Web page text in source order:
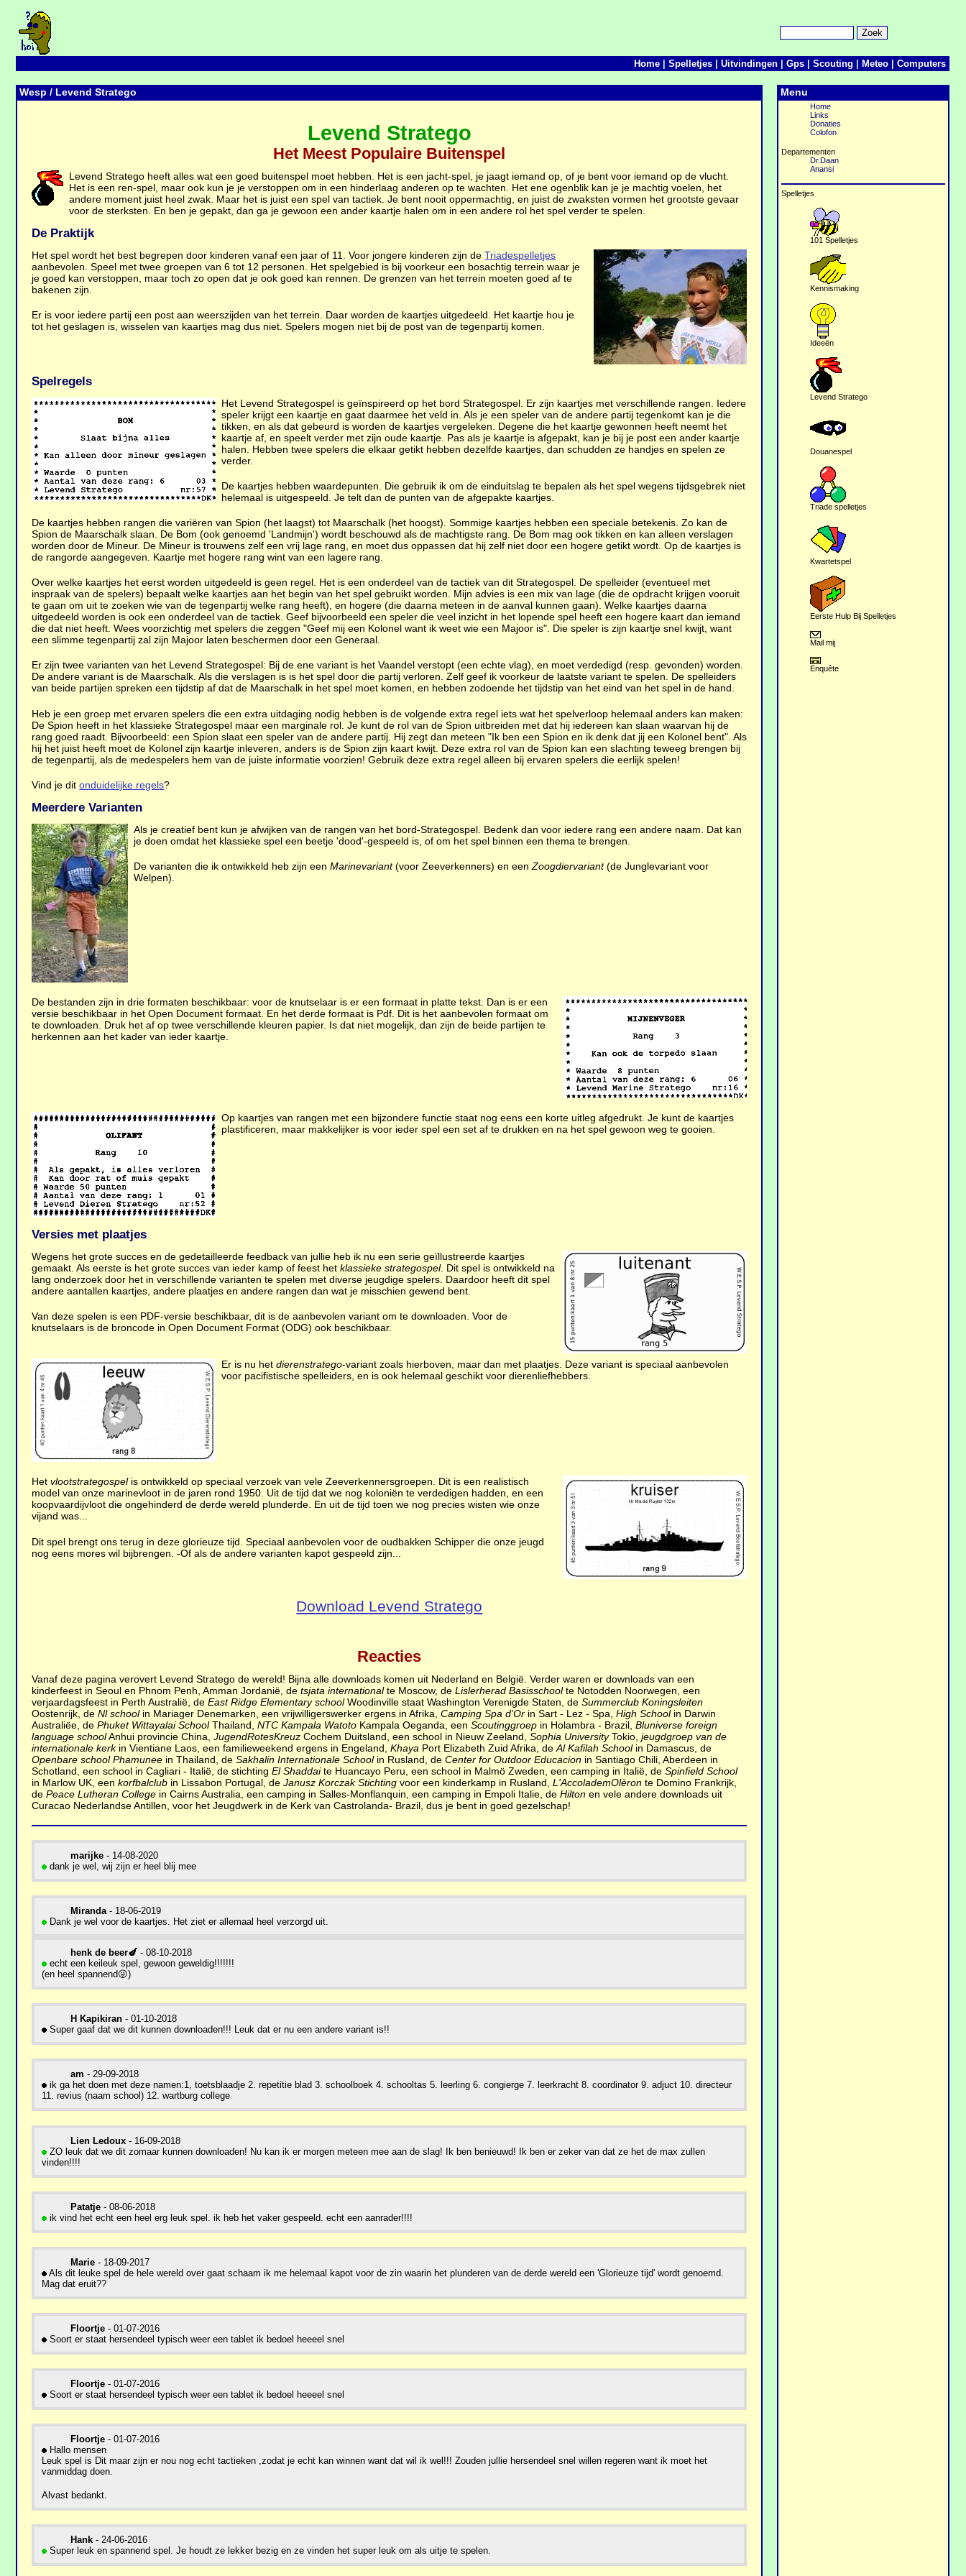
Home |Spelletjes |Uitvindingen |Gps |Scouting Meteo |Computers
Wesp / Levend Stratego Menu
Levend Stratego
Het Meest Populaire Buitenspel
Levend Stratego heeft alles wat een goed buitenspel moet hebben. Het is een jacht-spel, je jaagt iemand op, of je bent voor iemand op de vlucht.
Het is een ren-spel, maar ook kun je je verstoppen om in een hinderlaag anderen op te wachten. Het ene ogenblik kan je je machtig voelen, het
andere moment juist heel zwak. Maar het is juist een spel van tactiek. Je bent nooit oppermachtig, en juist de zwaksten vormen het grootste gevaar
voor de sterksten. En ben je gepakt, dan ga je gewoon een ander kaartje halen om in een andere rol het spel verder te spelen.
De Praktijk
Het spel wordt het best begrepen door kinderen vanaf een jaar of 11. Voor jongere kinderen zijn deTriadespelletjes
aanbevolen. Speel met twee groepen van 6 tot 12 personen. Het spelgebied is bij voorkeur een bosachtig terrein waar je
je goed kan verstoppen, maar toch zo open dat je ook goed kan rennen. De grenzen van het terrein moeten goed af te
bakenen zijn.
Er is voor iedere partij een post aan weerszijden van het terrein. Daar worden de kaartjes uitgedeeld. Het kaartje hou je
tot het geslagen is, wisselen van kaartjes mag dus niet. Spelers mogen niet bij de post van de tegenpartij komen.
Spelregels
Het Levend Strategospel is geïnspireerd op het bord Strategospel. Er zijn kaartjes met verschillende rangen. Iedere
speler krijgt een kaartje en gaat daarmee het veld in. Als je een speler van de andere partij tegenkomt kan je die
tikken, en als dat gebeurd is worden de kaartjes vergeleken. Degene die het kaartje gewonnen heeft neemt het
kaartje af, en speelt verder met zijn oude kaartje. Pas als je kaartje is afgepakt, kan je bij je post een ander kaartje
halen. Hebben twee spelers die elkaar getikt hebben dezelfde kaartjes, dan schudden ze handjes en spelen ze
verder.
De kaartjes hebben waardepunten. Die gebruik ik om de einduitslag te bepalen als het spel wegens tijdsgebrek niet
helemaal is uitgespeeld. Je telt dan de punten van de afgepakte kaartjes.
De kaartjes hebben rangen die variëren van Spion (het laagst) tot Maarschalk (het hoogst). Sommige kaartjes hebben een speciale betekenis. Zo kan de
Spion de Maarschalk slaan. De Bom (ook genoemd 'Landmijn') wordt beschouwd als de machtigste rang. De Bom mag ook tikken en kan alleen verslagen
worden door de Mineur. De Mineur is trouwens zelf een vrij lage rang, en moet dus oppassen dat hij zelf niet door een hogere getikt wordt. Op de kaartjes is
de rangorde aangegeven. Kaartje met hogere rang wint van een lagere rang.
Over welke kaartjes het eerst worden uitgedeeld is geen regel. Het is een onderdeel van de tactiek van dit Strategospel. De spelleider (eventueel met
inspraak van de spelers) bepaalt welke kaartjes aan het begin van het spel gebruikt worden. Mijn advies is een mix van lage (die de opdracht krijgen vooruit
te gaan om uit te zoeken wie van de tegenpartij welke rang heeft), en hogere (die daarna meteen in de aanval kunnen gaan). Welke kaartjes daarna
uitgedeeld worden is ook een onderdeel van de tactiek. Geef bijvoorbeeld een speler die veel inzicht in het lopende spel heeft een hogere kaart dan iemand
die dat niet heeft. Wees voorzichtig met spelers die zeggen "Geef mij een Kolonel want ik weet wie een Majoor is". Die speler is zijn kaartje snel kwijt, want
een slimme tegenpartij zal zijn Majoor laten beschermen door een Generaal.
Er zijn twee varianten van het Levend Strategospel: Bij de ene variant is het Vaandel verstopt (een echte vlag), en moet verdedigd (resp. gevonden) worden.
De andere variant is de Maarschalk. Als die verslagen is is het spel door die partij verloren. Zelf geef ik voorkeur de laatste variant te spelen. De spelleiders
van beide partijen spreken een tijdstip af dat de Maarschalk in het spel moet komen, en hebben zodoende het tijdstip van het eind van het spel in de hand.
Heb je een groep met ervaren spelers die een extra uitdaging nodig hebben is de volgende extra regel iets wat het spelverloop helemaal anders kan maken:
De Spion heeft in het klassieke Strategospel maar een marginale rol. Je kunt de rol van de Spion uitbreiden met dat hij iedereen kan slaan waarvan hij de
rang goed raadt. Bijvoorbeeld: een Spion slaat een speler van de andere partij. Hij zegt dan meteen "Ik ben een Spion en ik denk dat jij een Kolonel bent". Als
hij het juist heeft moet de Kolonel zijn kaartje inleveren, anders is de Spion zijn kaart kwijt. Deze extra rol van de Spion kan een slachting teweeg brengen bij
de tegenpartij, als de medespelers hem van de juiste informatie voorzien! Gebruik deze extra regel alleen bij ervaren spelers die eerlijk spelen!
Vind je ditonduidelijke regels?
Meerdere Varianten
Als je creatief bent kun je afwijken van de rangen van het bord-Strategospel. Bedenk dan voor iedere rang een andere naam. Dat kan
je doen omdat het klassieke spel een beetje 'dood'-gespeeld is, of om het spel binnen een thema te brengen.
De varianten die ik ontwikkeld heb zijn een Marinevariant(voor Zeeverkenners) en een Zoogdiervariant(de Junglevariant voor
Welpen).
De bestanden zijn in drie formaten beschikbaar: voor de knutselaar is er een formaat in platte tekst. Dan is er een
versie beschikbaar in het Open Document formaat. En het derde formaat is Pdf. Dit is het aanbevolen formaat om
te downloaden. Druk het af op twee verschillende kleuren papier. Is dat niet mogelijk, dan zijn de beide partijen te
herkennen aan het kader van ieder kaartje.
Op kaartjes van rangen met een bijzondere functie staat nog eens een korte uitleg afgedrukt. Je kunt de kaartjes
plastificeren, maar makkelijker is voor ieder spel een set af te drukken en na het spel gewoon weg te gooien.
Versies met plaatjes
Wegens het grote succes en de gedetailleerde feedback van jullie heb ik nu een serie geïllustreerde kaartjes
gemaakt. Als eerste is het grote succes van ieder kamp of feest hetklassieke strategospel. Dit spel is ontwikkeld na
lang onderzoek door het in verschillende varianten te spelen met diverse jeugdige spelers. Daardoor heeft dit spel
andere aantallen kaartjes, andere plaatjes en andere rangen dan wat je misschien gewend bent.
Van deze spelen is een PDF-versie beschikbaar, dit is de aanbevolen variant om te downloaden. Voor de
knutselaars is de broncode in Open Document Format (ODG) ook beschikbaar.
Er is nu het dierenstratego-variant zoals hierboven, maar dan met plaatjes. Deze variant is speciaal aanbevolen
voor pacifistische spelleiders, en is ook helemaal geschikt voor dierenliefhebbers.
Hetvlootstrategospelis ontwikkeld op speciaal verzoek van vele Zeeverkennersgroepen. Dit is een realistisch
model van onze marinevloot in de jaren rond 1950. Uit de tijd dat we nog koloniën te verdedigen hadden, en een
koopvaardijvloot die ongehinderd de derde wereld plunderde. En uit de tijd toen we nog precies wisten wie onze
vijand was...
Dit spel brengt ons terug in deze glorieuze tijd. Speciaal aanbevolen voor de oudbakken Schipper die onze jeugd
nog eens mores wil bijbrengen. -Of als de andere varianten kapot gespeeld zijn...
Download Levend Stratego
Reacties
Vanaf deze pagina verovert Levend Stratego de wereld! Bijna alle downloads komen uit Nederland en België. Verder waren er downloads van een
kinderfeest in Seoul en Phnom Penh, Amman Jordanië, detsjata internationalte Moscow, deLislerherad Basisschoolte Notodden Noorwegen, een
verjaardagsfeest in Perth Australië, deEast Ridge Elementary schoolWoodinville staat Washington Verenigde Staten, deSummerclub Koningsleiten
Oostenrijk, deNl schoolin Mariager Denemarken, een vrijwilligerswerker ergens in Afrika,Camping Spa d'Or in Sart - Lez - Spa,High Schoolin Darwin
Australiëe, dePhuket Wittayalai SchoolThailand,NTC Kampala Watoto Kampala Oeganda, eenScoutinggroep in Holambra - Brazil,Bluniverse foreign
language schoolAnhui provincie China,JugendRotesKreuz Cochem Duitsland, een school in Nieuw Zeeland,Sophia UniversityTokio,jeugdgroep van de
internationale kerkin Vientiane Laos, een familieweekend ergens in Engeland,Khaya Port Elizabeth Zuid Afrika, deAl Kafilah Schoolin Damascus, de
Openbare school Phamunee in Thailand, deSakhalin Internationale Schoolin Rusland, deCenter for Outdoor Educacion in Santiago Chili, Aberdeen in
Schotland, een school in Cagliari - Italië, de stichtingEl Shaddaite Huancayo Peru, een school in Malmö Zweden, een camping in Italië, deSpinfield School
in Marlow UK, eenkorfbalclub in Lissabon Portugal, deJanusz Korczak Stichting voor een kinderkamp in Rusland,L'AccolademOlèron te Domino Frankrijk,
dePeace Lutheran College in Cairns Australia, een camping in Salles-Monflanquin, een camping in Empoli Italie, deHilton en vele andere downloads uit
Curacao Nederlandse Antillen, voor het Jeugdwerk in de Kerk van Castrolanda- Brazil, dus je bent in goed gezelschap!
marijke - 14-08-2020
dank je wel, wij zijn er heel blij mee
Miranda- 18-06-2019
Dank je wel voor de kaartjes. Het ziet er allemaal heel verzorgd uit.
henk de beer🍆 - 08-10-2018
echt een keileuk spel, gewoon geweldig!!!!!!!
(en heel spannend😜)
H Kapikiran - 01-10-2018
Super gaaf dat we dit kunnen downloaden!!! Leuk dat er nu een andere variant is!!
am - 29-09-2018
ik ga het doen met deze namen:1, toetsblaadje 2. repetitie blad 3. schoolboek 4. schooltas 5. leerling 6. congierge 7. leerkracht 8. coordinator 9. adjuct 10. directeur
11. revius (naam school) 12. wartburg college
Lien Ledoux - 16-09-2018
ZO leuk dat we dit zomaar kunnen downloaden! Nu kan ik er morgen meteen mee aan de slag! Ik ben benieuwd! Ik ben er zeker van dat ze het de max zullen
vinden!!!!
Patatje - 08-06-2018
ik vind het echt een heel erg leuk spel. ik heb het vaker gespeeld. echt een aanrader!!!!
Marie- 18-09-2017
Als dit leuke spel de hele wereld over gaat schaam ik me helemaal kapot voor de zin waarin het plunderen van de derde wereld een 'Glorieuze tijd' wordt genoemd.
Mag dat eruit??
Floortje - 01-07-2016
Soort er staat hersendeel typisch weer een tablet ik bedoel heeeel snel
Floortje - 01-07-2016
Soort er staat hersendeel typisch weer een tablet ik bedoel heeeel snel
Floortje - 01-07-2016
Hallo mensen
Leuk spel is Dit maar zijn er nou nog echt tactieken ,zodat je echt kan winnen want dat wil ik wel!!! Zouden jullie hersendeel snel willen regeren want ik moet het
vanmiddag doen.
Alvast bedankt.
Hank - 24-06-2016
Super leuk en spannend spel. Je houdt ze lekker bezig en ze vinden het super leuk om als uitje te spelen.
Home
Links
Donaties
Colofon
Departementen
Dr.Daan
Anansi
Spelletjes
101 Spelletjes
Kennismaking
Ideeën
Levend Stratego
Douanespel
Triade spelletjes
Kwartetspel
Eerste Hulp Bij Spelletjes
Mail mij
Enquête